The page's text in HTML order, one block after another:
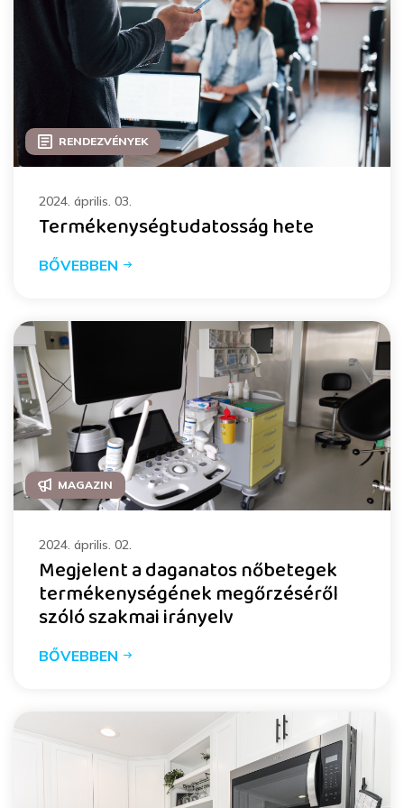
RENDEZVÉNYEK
2024. április. 03.
Termékenységtudatosság hete
BŐVEBBEN
MAGAZIN
2024. április. 02.
Megjelent a daganatos nőbetegek
termékenységének megőrzéséről
szóló szakmai irányelv
BŐVEBBEN